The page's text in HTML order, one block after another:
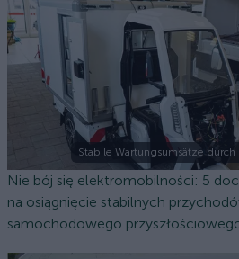
Stabile Wartungsumsätze
Nie bój się elektromobilności: 5
na osiągnięcie stabilnych
samochodowego